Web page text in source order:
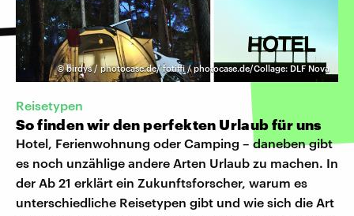
©birdys / photocase.de/ fotiffi / photocase.de/Collage: DLF Nova
Reisetypen
So finden wir den perfekten Urlaub für uns
Hotel, Ferienwohnung oder Camping – daneben gibt
es noch unzählige andere Arten Urlaub zu machen. In
der Ab 21 erklärt ein Zukunftsforscher, warum es
unterschiedliche Reisetypen gibt und wie sich die Art